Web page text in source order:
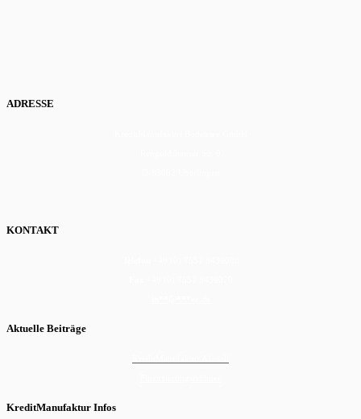
ADRESSE
KONTAKT
Aktuelle Beiträge
KreditManufaktur Infos